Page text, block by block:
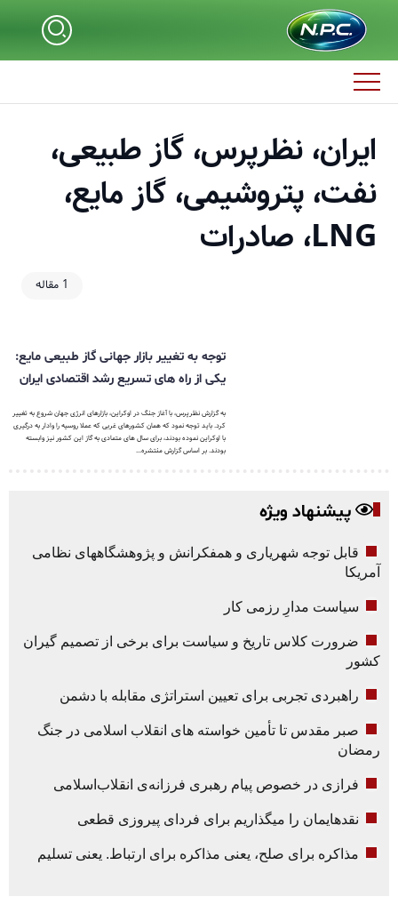
ایران، نظرپرس، گاز طبیعی،
نفت، پتروشیمی، گاز مایع،
LNG، صادرات
1 مقاله
توجه به تغییر بازار جهانی گاز طبیعی مایع:
یکی از راه های تسریع رشد اقتصادی ایران
به گزارش نظرپرس، با آغاز جنگ در اوکراین، بازارهای انرژی جهان شروع به تغییر
کرد. باید توجه نمود که همان کشورهای غربی که عملا روسیه را وادار به درگیری
با اوکراین نموده بودند، برای سال های متمادی به گاز این کشور نیز وابسته
بودند. بر اساس گزارش منتشره...
پیشنهاد ویژه
قابل توجه شهریاری و همفکرانش و پژوهشگاههای نظامی
آمریکا
سیاست مدارِ رزمی کار
ضرورت کلاس تاریخ و سیاست برای برخی از تصمیم گیران
کشور
راهبردی تجربی برای تعیین استراتژی مقابله با دشمن
صبر مقدس تا تأمین خواسته های انقلاب اسلامی در جنگ
رمضان
فرازی در خصوص پیام رهبری فرزانه‌ی انقلاب‌اسلامی
نقدهایمان را میگذاریم برای فردای پیروزی قطعی
مذاکره برای صلح، یعنی مذاکره برای ارتباط. یعنی تسلیم